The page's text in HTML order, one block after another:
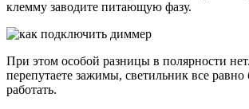
клемму заводите питающую фазу.
При этом особой разницы в полярности
перепутаете зажимы, светильник все равно
работать.